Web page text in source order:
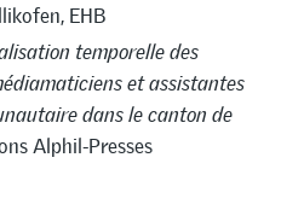
EHB
temporelle des
et assistantes
dans le canton de
Alphil-Presses